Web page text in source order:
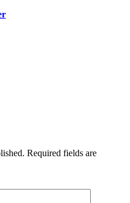
Required fields are